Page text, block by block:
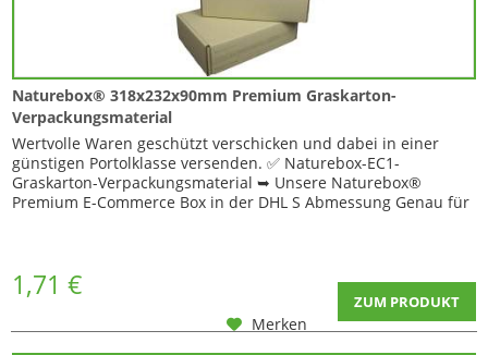
Naturebox® 318x232x90mm Premium Graskarton-
Verpackungsmaterial
Wertvolle Waren geschützt verschicken und dabei in einer
günstigen Portolklasse versenden. ✅ Naturebox-EC1-
Graskarton-Verpackungsmaterial ➥ Unsere Naturebox®
Premium E-Commerce Box in der DHL S Abmessung Genau für
1,71 € ZUM PRODUKT
Merken